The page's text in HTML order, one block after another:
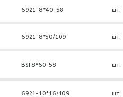
6921-8*40-58 шт.
6921-8*50/109 шт.
BSF8*60-58 шт.
6921-10*16/109 шт.